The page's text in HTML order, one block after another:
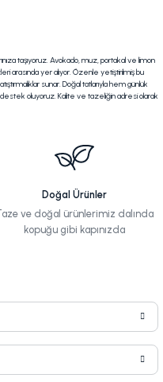
taşıyoruz. Avokado, muz, portakal ve limon
arasında yer alıyor. Özenle yetiştirilmiş bu
sunar. Doğal tatlarıyla hem günlük
oluyoruz. Kalite ve tazeliğin adresi olarak
Doğal Ürünler
ve doğal ürünlerimiz dalında
kopuğu gibi kapınızda